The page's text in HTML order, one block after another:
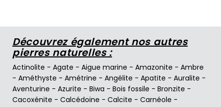
Découvrez également nos autres
pierres naturelles :
Actinolite - Agate - Aigue marine - Amazonite - Ambre
- Améthyste - Amétrine - Angélite - Apatite - Auralite -
Aventurine - Azurite - Biwa - Bois fossile - Bronzite -
Cacoxénite - Calcédoine - Calcite - Carnéole -